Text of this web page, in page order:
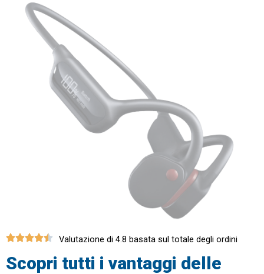
Valutazione di 4.8 basata sul totale degli ordini
Scopri tutti i vantaggi delle